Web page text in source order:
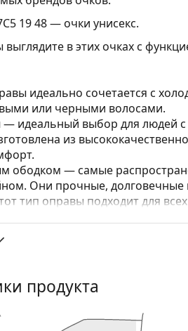
19 48— очки унисекс.
выглядите в этих очках с
идеально сочетается с
или черными волосами.
— идеальный выбор для людей
из
ободком — самые
Они прочные,
тип оправы подходит для
очков
, если вам нужна помощь в
продукта